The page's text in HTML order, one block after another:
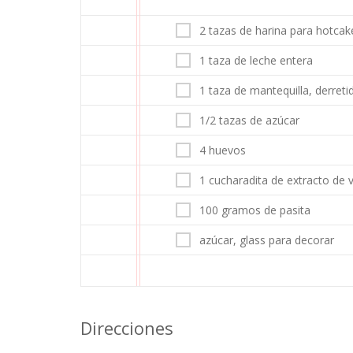
2 tazas de harina para
1 taza de leche entera
1 taza de mantequilla,
1/2 tazas de azúcar
4 huevos
1 cucharadita de extracto de
100 gramos de pasita
azúcar, glass para decorar
Direcciones